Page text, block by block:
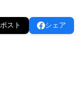
ポスト シェア